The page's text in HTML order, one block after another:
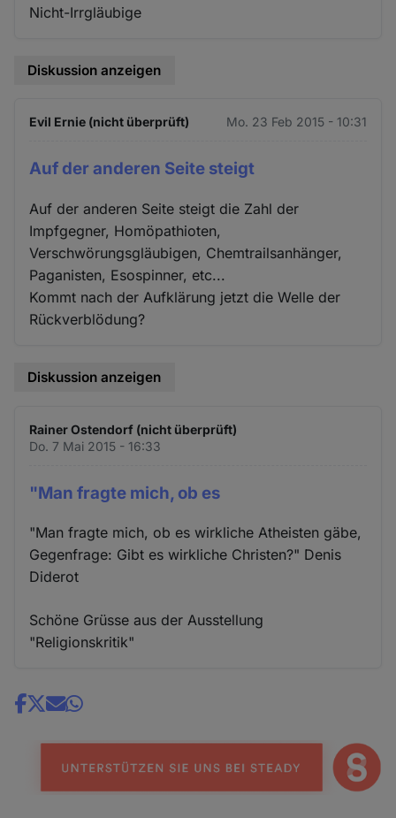
Nicht-Irrgläubige
Diskussion anzeigen
Evil Ernie (nicht überprüft) Mo. 23 Feb 2015 - 10:31
Auf der anderen Seite steigt
Auf der anderen Seite steigt die Zahl der
Impfgegner, Homöpathioten,
Verschwörungsgläubigen, Chemtrailsanhänger,
Paganisten, Esospinner, etc...
Kommt nach der Aufklärung jetzt die Welle der
Rückverblödung?
Diskussion anzeigen
Rainer Ostendorf (nicht überprüft)
Do. 7 Mai 2015 - 16:33
"Man fragte mich, ob es
"Man fragte mich, ob es wirkliche Atheisten gäbe,
Gegenfrage: Gibt es wirkliche Christen?" Denis
Diderot
Schöne Grüsse aus der Ausstellung
"Religionskritik"
Share
news